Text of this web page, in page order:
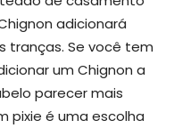
adicionará
tranças. Se você tem
um Chignon a
parecer mais
pixie é uma escolha